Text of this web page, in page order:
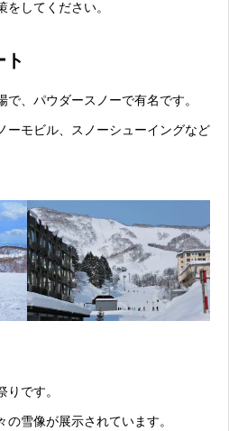
してください。
ト
、パウダースノーで有名です。
ーモビル、スノーシューイングなど
です。
雪像が展示されています。